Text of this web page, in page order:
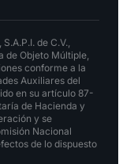
de C.V.,
de Objeto Múltiple,
conforme a la
Auxiliares del
en su artículo 87-
de Hacienda y
y se
Nacional
de lo dispuesto